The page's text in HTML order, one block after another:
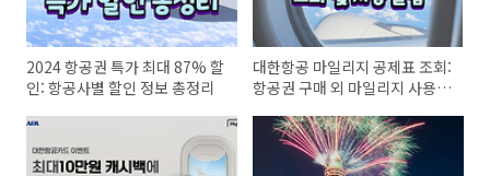
2024 항공권 특가 최대 87% 할
인: 항공사별 할인 정보 총정리
대한항공 마일리지 공제표 조회:
항공권 구매 외 마일리지 사용